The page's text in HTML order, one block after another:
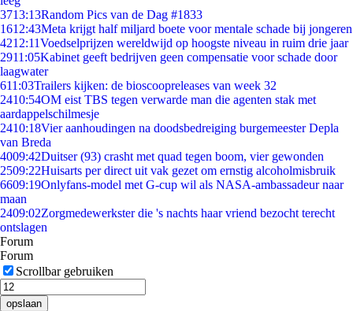
3713:13Random Pics van de Dag #1833
1612:43Meta krijgt half miljard boete voor mentale schade bij jongeren
4212:11Voedselprijzen wereldwijd op hoogste niveau in ruim drie jaar
2911:05Kabinet geeft bedrijven geen compensatie voor schade door
laagwater
611:03Trailers kijken: de bioscoopreleases van week 32
2410:54OM eist TBS tegen verwarde man die agenten stak met
aardappelschilmesje
2410:18Vier aanhoudingen na doodsbedreiging burgemeester Depla
van Breda
4009:42Duitser (93) crasht met quad tegen boom, vier gewonden
2509:22Huisarts per direct uit vak gezet om ernstig alcoholmisbruik
6609:19Onlyfans-model met G-cup wil als NASA-ambassadeur naar
maan
2409:02Zorgmedewerkster die 's nachts haar vriend bezocht terecht
ontslagen
Forum
Forum
Scrollbar gebruiken
opslaan